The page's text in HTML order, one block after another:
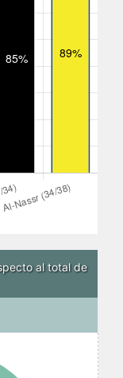
al total de